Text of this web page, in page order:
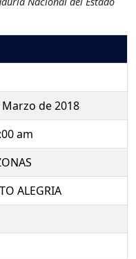
Marzo de 2018
am
ALEGRIA